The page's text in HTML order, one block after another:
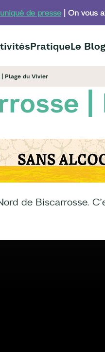
de presse| On vous
PratiqueLe
Plage du Vivier
de Biscarrosse.